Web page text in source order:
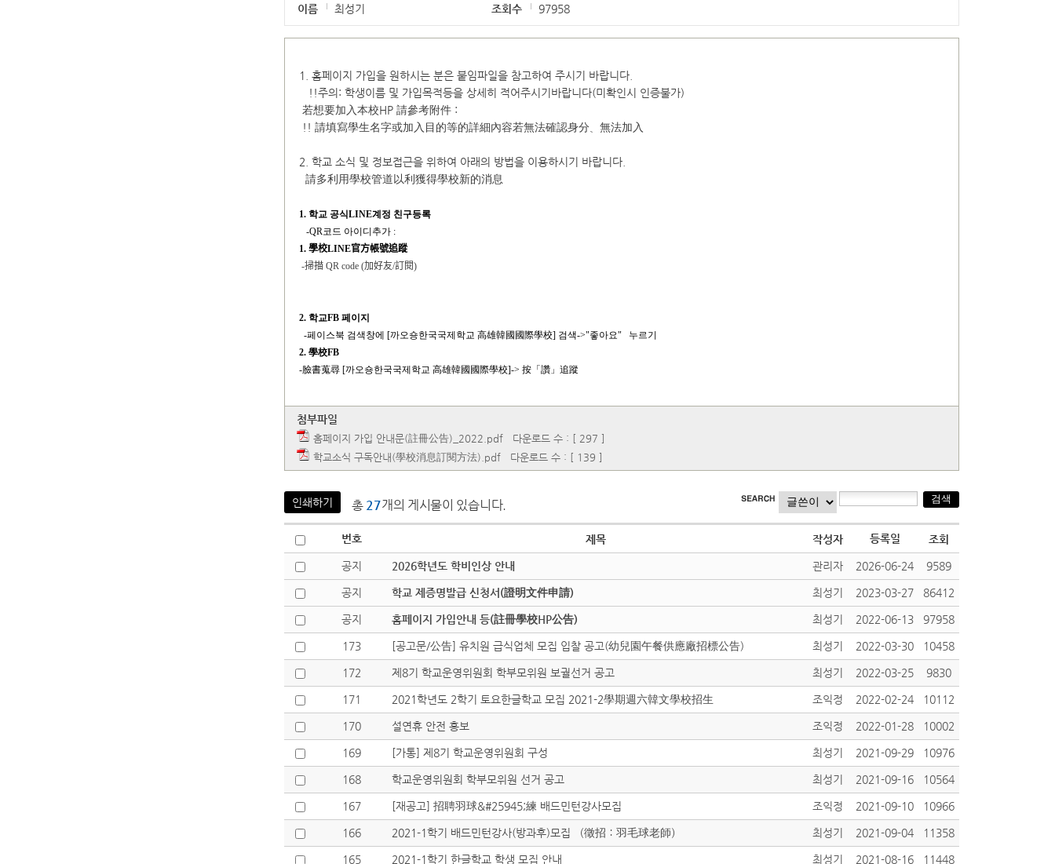
이름 최성기 조회수 97958
1. 홈페이지 가입을 원하시는 분은 붙임파일을 참고하여 주시기 바랍니다.
!!주의: 학생이름 및 가입목적등을 상세히 적어주시기바랍니다(미확인시 인증불가)
若想要加入本校HP 請參考附件 :
!! 請填寫學生名字或加入目的等的詳細內容若無法確認身分、無法加入
2. 학교 소식 및 정보접근을 위하여 아래의 방법을 이용하시기 바랍니다.
請多利用學校管道以利獲得學校新的消息
1. 학교 공식LINE계정 친구등록
-QR코드 아이디추가 :
1. 學校LINE官方帳號追蹤
-掃描 QR code (加好友/訂閱)
2. 학교FB 페이지
-페이스북 검색창에 [까오숑한국국제학교 高雄韓國國際學校] 검색->"좋아요" 누르기
2. 學校FB
-臉書蒐尋 [까오숑한국국제학교 高雄韓國國際學校]-> 按「讚」追蹤
첨부파일
홈페이지 가입 안내문(註冊公告)_2022.pdf 다운로드 수 : [ 297 ]
학교소식 구독안내(學校消息訂閱方法).pdf 다운로드 수 : [ 139 ]
인쇄하기 총 27개의 게시물이 있습니다.
번호 제목 작성자 등록일 조회
공지 2026학년도 학비인상 안내 관리자 2026-06-24 9589
공지 학교 제증명발급 신청서(證明文件申請) 최성기 2023-03-27 86412
공지 홈페이지 가입안내 등(註冊學校HP公告) 최성기 2022-06-13 97958
173 [공고문/公告] 유치원 급식업체 모집 입찰 공고(幼兒園午餐供應廠招標公告) 최성기 2022-03-30 10458
172 제8기 학교운영위원회 학부모위원 보궐선거 공고 최성기 2022-03-25 9830
171 2021학년도 2학기 토요한글학교 모집 2021-2學期週六韓文學校招生 조익정 2022-02-24 10112
170 설연휴 안전 홍보 조익정 2022-01-28 10002
169 [가통] 제8기 학교운영위원회 구성 최성기 2021-09-29 10976
168 학교운영위원회 학부모위원 선거 공고 최성기 2021-09-16 10564
167 [재공고] 招聘羽球&#25945;練 배드민턴강사모집 조익정 2021-09-10 10966
166 2021-1학기 배드민턴강사(방과후)모집 （徵招：羽毛球老師） 최성기 2021-09-04 11358
165 2021-1학기 한글학교 학생 모집 안내 최성기 2021-08-16 11448